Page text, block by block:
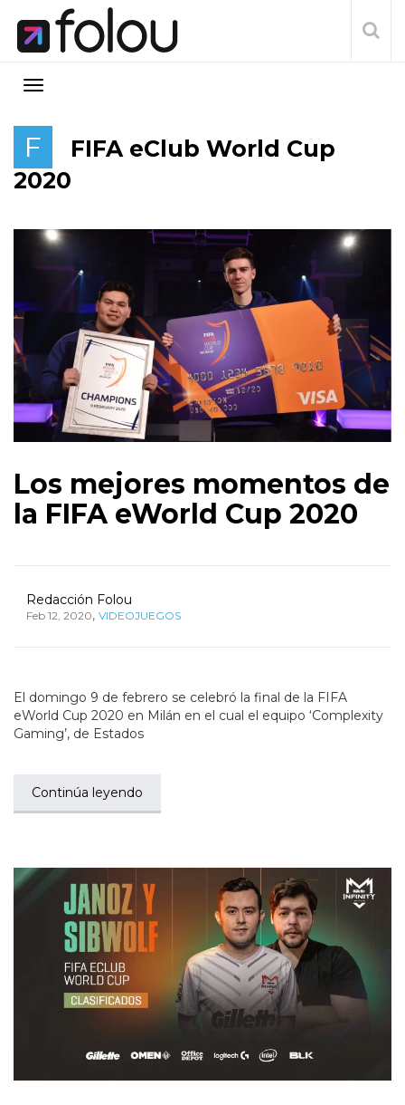
F
FIFA eClub World Cup
2020
Los mejores momentos de
la FIFA eWorld Cup 2020
Redacción Folou
Feb 12, 2020, VIDEOJUEGOS
El domingo 9 de febrero se celebró la final de la FIFA
eWorld Cup 2020 en Milán en el cual el equipo ‘Complexity
Gaming’, de Estados
Continúa leyendo